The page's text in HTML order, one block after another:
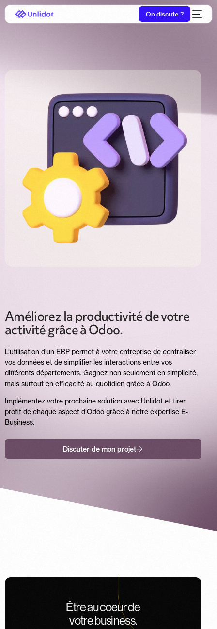
On discute ?
Améliorez la productivité de votre
activité grâce à Odoo.
L’utilisation d’un ERP permet à votre entreprise de centraliser
vos données et de simplifier les interactions entre vos
différents départements. Gagnez non seulement en simplicité,
mais surtout en efficacité au quotidien grâce à Odoo.
Implémentez votre prochaine solution avec Unlidot et tirer
profit de chaque aspect d’Odoo grâce à notre expertise E-
Business.
Discuter de mon projet
Être au coeur de
votre business.
Français